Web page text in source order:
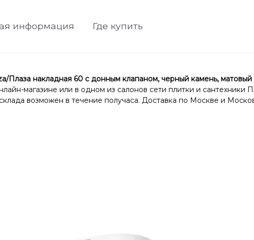
информация Где купить
Плаза накладная 60 с донным клапаном, черный камень, матовый
магазине или в одном из салонов сети плитки и сантехники
возможен в течение получаса. Доставка по Москве и